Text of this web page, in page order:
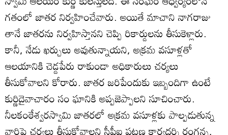
గతంలో జాతర నిర్వహించేవారు. అయితే మాచాని నాగరాజు
తానే జాతరను నిర్వహిస్తానని చెప్పి రికార్డులను తీసుకెళ్లారు.
కానీ, నేడు ఖర్చులు అవుతున్నాయని, అక్రమ వసూళ్లతో
ఆలయానికి చెడ్డపేరు రాకుండా అధికారులు చర్యలు
తీసుకోవాలని కోరారు. జాతర జరిపేందుకు ఇబ్బందిగా ఉంటే
కుర్ణిదైవాచారం సం ఘానికి అప్పజెప్పాలని సూచించారు.
నీలకంఠేశ్వరస్వామి జాతరలో అక్రమ వసూళ్లకు పాల్పడుతున్న